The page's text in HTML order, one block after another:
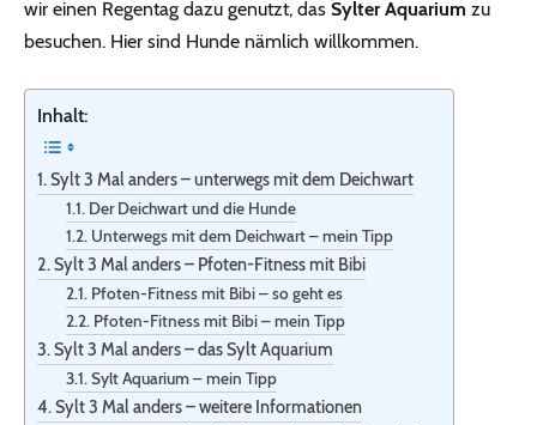
wir einen Regentag dazu genutzt, das Sylter Aquarium zu
besuchen. Hier sind Hunde nämlich willkommen.
Inhalt:
Sylt 3 Mal anders – unterwegs mit dem Deichwart
Der Deichwart und die Hunde
Unterwegs mit dem Deichwart – mein Tipp
Sylt 3 Mal anders – Pfoten-Fitness mit Bibi
Pfoten-Fitness mit Bibi – so geht es
Pfoten-Fitness mit Bibi – mein Tipp
Sylt 3 Mal anders – das Sylt Aquarium
Sylt Aquarium – mein Tipp
Sylt 3 Mal anders – weitere Informationen